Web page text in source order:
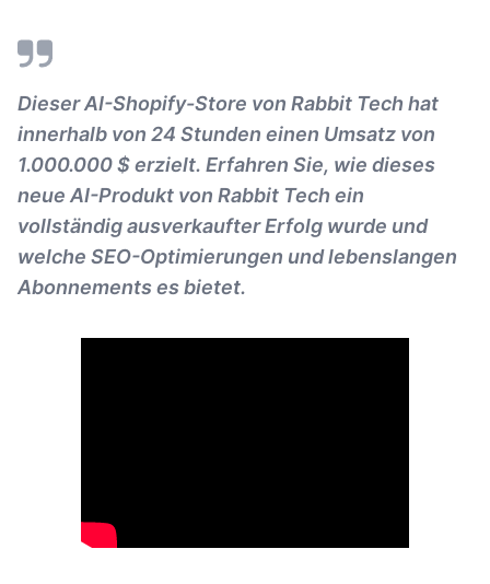
Dieser AI-Shopify-Store von Rabbit Tech hat
innerhalb von 24 Stunden einen Umsatz von
1.000.000 $ erzielt. Erfahren Sie, wie dieses
neue AI-Produkt von Rabbit Tech ein
vollständig ausverkaufter Erfolg wurde und
welche SEO-Optimierungen und lebenslangen
Abonnements es bietet.